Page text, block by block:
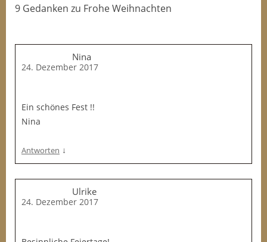
9 Gedanken zu Frohe Weihnachten
Nina
24. Dezember 2017
Ein schönes Fest !!
Nina
Antworten ↓
Ulrike
24. Dezember 2017